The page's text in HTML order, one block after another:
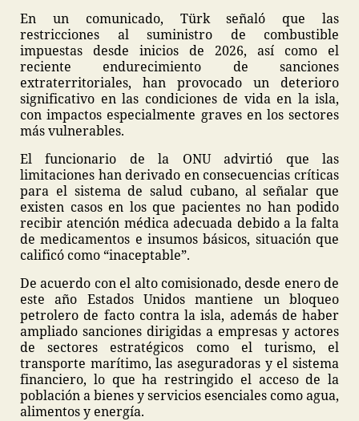
En un comunicado, Türk señaló que las
restricciones al suministro de combustible
impuestas desde inicios de 2026, así como el
reciente endurecimiento de sanciones
extraterritoriales, han provocado un deterioro
significativo en las condiciones de vida en la isla,
con impactos especialmente graves en los sectores
más vulnerables.
El funcionario de la ONU advirtió que las
limitaciones han derivado en consecuencias críticas
para el sistema de salud cubano, al señalar que
existen casos en los que pacientes no han podido
recibir atención médica adecuada debido a la falta
de medicamentos e insumos básicos, situación que
calificó como “inaceptable”.
De acuerdo con el alto comisionado, desde enero de
este año Estados Unidos mantiene un bloqueo
petrolero de facto contra la isla, además de haber
ampliado sanciones dirigidas a empresas y actores
de sectores estratégicos como el turismo, el
transporte marítimo, las aseguradoras y el sistema
financiero, lo que ha restringido el acceso de la
población a bienes y servicios esenciales como agua,
alimentos y energía.